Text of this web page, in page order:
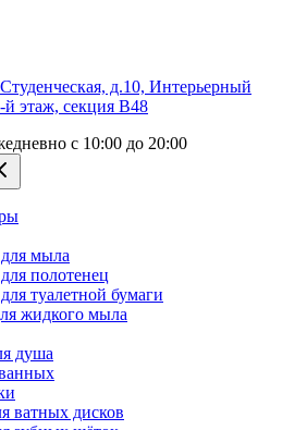
д.10, Интерьерный
секция В48
с 10:00 до 20:00
мыла
полотенец
туалетной бумаги
жидкого мыла
душа
ватных дисков